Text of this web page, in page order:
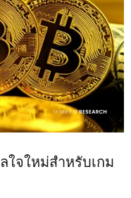
ใจใหม่สำหรับเกม